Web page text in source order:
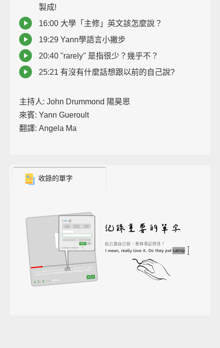
製成!
16:00 大學「主修」英文該怎麼說？
19:29 Yann學語言小撇步
20:40 ''rarely'' 是指很少？幾乎不？
25:21 有沒有什麼話想跟以前的自己說?
主持人: John Drummond 陽昊恩
來賓: Yann Gueroult
翻譯: Angela Ma
收錄的單字